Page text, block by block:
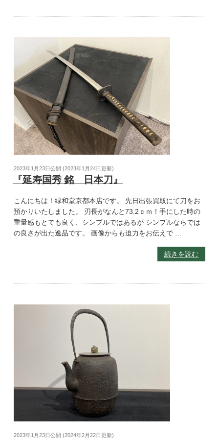
2023年1月23日公開 (2023年1月24日更新)
『延寿国秀 銘 日本刀』
こんにちは！緑和堂京都本店です。 先日出張買取にて刀をお
預かりいたしました。 刃長がなんと73.2ｃｍ！手にした時の
重量感もとても良く、シンプルではあるが シンプルならでは
の良さが出た逸品です。 画像からも迫力をお伝えで …
続きを読む
2023年1月23日公開 (2024年2月22日 更新)